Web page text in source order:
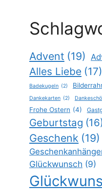
Advent (19)
Alles Liebe (17)
Badekugeln (2)
Dankekarten (2)
Frohe Ostern (4)
Geburtstag
Geschenk (19)
Glückwunsch (9)